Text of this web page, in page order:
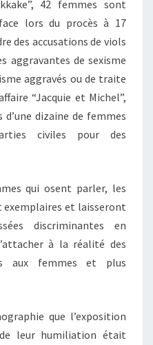
42 femmes sont
lors du procès à 17
des accusations de viols
aggravantes de sexisme
aggravés ou de traite
“Jacquie et Michel”,
dizaine de femmes
civiles pour des
qui osent parler, les
exemplaires et laisseront
discriminantes en
à la réalité des
aux femmes et plus
que l’exposition
leur humiliation était